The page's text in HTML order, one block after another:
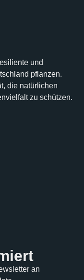
und
pflanzen.
die natürlichen
zu schützen.
an